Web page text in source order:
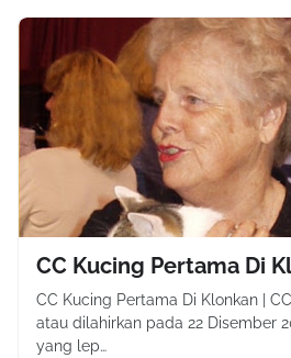
CC Kucing Pertama Di
CC Kucing Pertama Di Klonkan |
atau dilahirkan pada 22 Disember
yang lep…